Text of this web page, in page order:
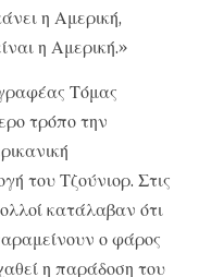
η Αμερική,
η Αμερική.»
Τόμας
τρόπο την
του Τζούνιορ. Στις
κατάλαβαν ότι
ο φάρος
η παράδοση του